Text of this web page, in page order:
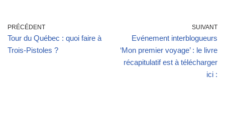
PRÉCÉDENT
Tour du Québec : quoi faire à
Trois-Pistoles ?
SUIVANT
Evénement interblogueurs
‘Mon premier voyage’ : le livre
récapitulatif est à télécharger
ici :